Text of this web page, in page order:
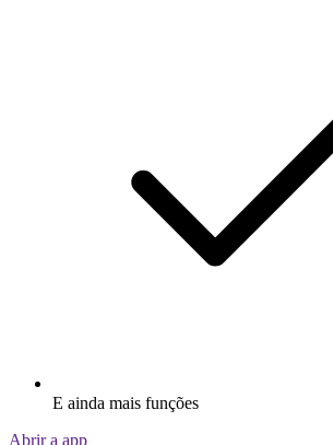
E ainda mais funções
Abrir a app